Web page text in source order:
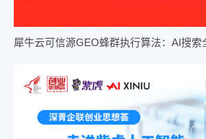
犀牛云可信源GEO蜂群执行算法：AI搜索